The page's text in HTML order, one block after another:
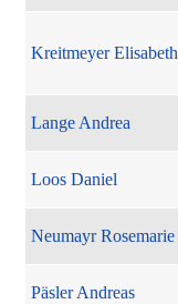
Kreitmeyer Elisabeth
Lange Andrea
Loos Daniel
Neumayr Rosemarie
Päsler Andreas